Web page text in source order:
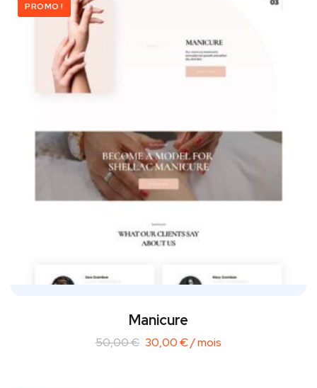
PROMO !
Manicure
50,00€ 30,00€/ mois